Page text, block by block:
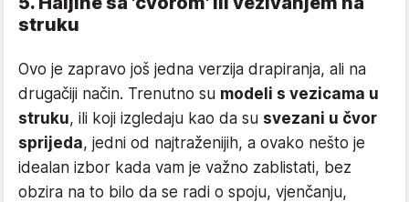
struku
Ovo je zapravo još jedna verzija drapiranja, ali na
drugačiji način. Trenutno su modeli s vezicama u
struku, ili koji izgledaju kao da su svezani u čvor
sprijeda, jedni od najtraženijih, a ovako nešto je
idealan izbor kada vam je važno zablistati, bez
obzira na to bilo da se radi o spoju, vjenčanju,